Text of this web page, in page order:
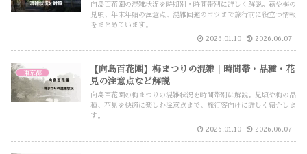
向島百花園の混雑状況を時期別・時間帯別に詳しく解説。萩や梅の
見頃、年末年始の注意点、混雑回避のコツまで旅行前に役立つ情報
をまとめています。
2026.01.10 2026.06.07
東京都
【向島百花園】梅まつりの混雑｜時間帯・品種・花
見の注意点など解説
向島百花園の梅まつりの混雑状況を時間帯別に解説。見頃や梅の品
種、花見を快適に楽しむ注意点まで、旅行客向けに詳しく紹介しま
す。
2026.01.10 2026.06.07